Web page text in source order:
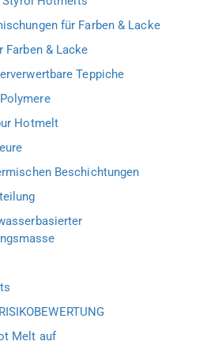
für Farben & Lacke
Farben & Lacke
Teppiche
Hotmelt
Beschichtungen
Melt auf